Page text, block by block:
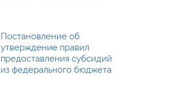
Постановление об
утверждение правил
предоставления субсидий
из федерального бюджета